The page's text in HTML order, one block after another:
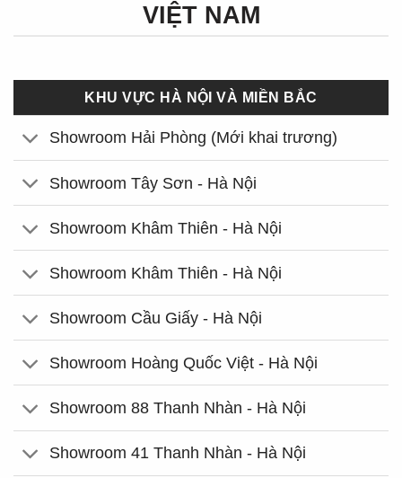
VIỆT NAM
KHU VỰC HÀ NỘI VÀ MIỀN BẮC
Showroom Hải Phòng (Mới khai trương)
Showroom Tây Sơn - Hà Nội
Showroom Khâm Thiên - Hà Nội
Showroom Khâm Thiên - Hà Nội
Showroom Cầu Giấy - Hà Nội
Showroom Hoàng Quốc Việt - Hà Nội
Showroom 88 Thanh Nhàn - Hà Nội
Showroom 41 Thanh Nhàn - Hà Nội